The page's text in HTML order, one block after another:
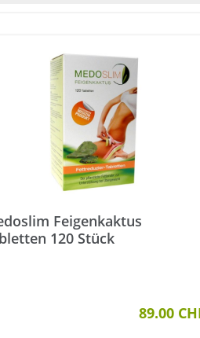
Feigenkaktus
120 Stück
89.00